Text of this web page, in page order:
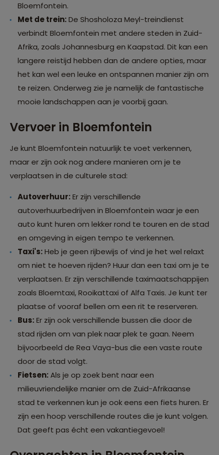
Bloemfontein.
Met de trein:De Shosholoza Meyl-treindienst
verbindt Bloemfontein met andere steden in Zuid-
Afrika, zoals Johannesburg en Kaapstad. Dit kan een
langere reistijd hebben dan de andere opties, maar
het kan wel een leuke en ontspannen manier zijn om
te reizen. Onderweg zie je namelijk de fantastische
mooie landschappen aan je voorbij gaan.
Vervoer in Bloemfontein
Je kunt Bloemfontein natuurlijk te voet verkennen,
maar er zijn ook nog andere manieren om je te
verplaatsen in de culturele stad:
Autoverhuur:Er zijn verschillende
autoverhuurbedrijven in Bloemfontein waar je een
auto kunt huren om lekker rond te touren en de stad
en omgeving in eigen tempo te verkennen.
Taxi's:Heb je geen rijbewijs of vind je het wel relaxt
om niet te hoeven rijden? Huur dan een taxi om je te
verplaatsen. Er zijn verschillende taximaatschappijen
zoals Bloemtaxi, Rooikattaxi of Alfa Taxis. Je kunt ter
plaatse of vooraf bellen om een rit te reserveren.
Bus:Er zijn ook verschillende bussen die door de
stad rijden om van plek naar plek te gaan. Neem
bijvoorbeeld de Rea Vaya-bus die een vaste route
door de stad volgt.
Fietsen:Als je op zoek bent naar een
milieuvriendelijke manier om de Zuid-Afrikaanse
stad te verkennen kun je ook eens een fiets huren. Er
zijn een hoop verschillende routes die je kunt volgen.
Dat geeft pas écht een vakantiegevoel!